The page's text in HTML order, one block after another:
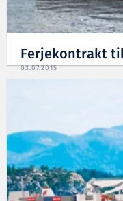
Ferjekontrakt
03.07.2015